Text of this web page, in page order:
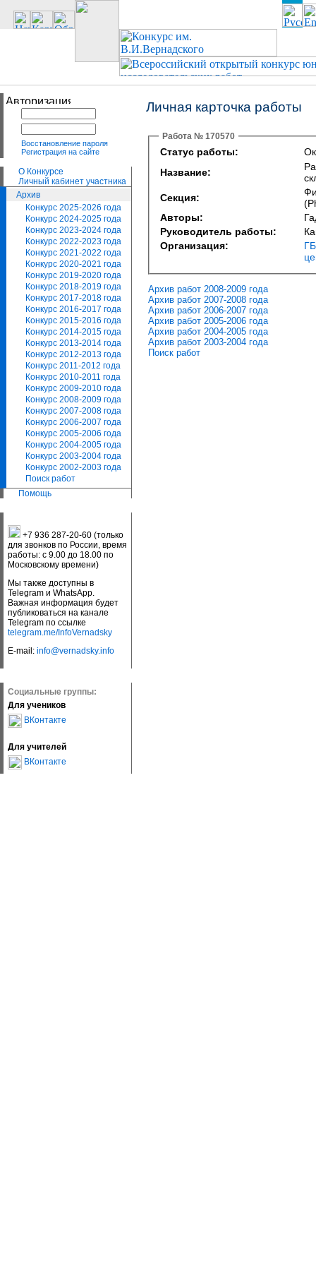
Восстановление пароля
Регистрация на сайте
О Конкурсе
Личный кабинет участника
Архив
Конкурс 2025-2026 года
Конкурс 2024-2025 года
Конкурс 2023-2024 года
Конкурс 2022-2023 года
Конкурс 2021-2022 года
Конкурс 2020-2021 года
Конкурс 2019-2020 года
Конкурс 2018-2019 года
Конкурс 2017-2018 года
Конкурс 2016-2017 года
Конкурс 2015-2016 года
Конкурс 2014-2015 года
Конкурс 2013-2014 года
Конкурс 2012-2013 года
Конкурс 2011-2012 года
Конкурс 2010-2011 года
Конкурс 2009-2010 года
Конкурс 2008-2009 года
Конкурс 2007-2008 года
Конкурс 2006-2007 года
Конкурс 2005-2006 года
Конкурс 2004-2005 года
Конкурс 2003-2004 года
Конкурс 2002-2003 года
Поиск работ
Помощь
+7 936 287-20-60 (только
для звонков по России, время
работы: с 9.00 до 18.00 по
Московскому времени)
Мы также доступны в
Telegram и WhatsApp.
Важная информация будет
публиковаться на канале
Telegram по ссылке
telegram.me/InfoVernadsky
E-mail: info@vernadsky.info
Социальные группы:
Для учеников
ВКонтакте
Для учителей
ВКонтакте
Личная карточка работы
Работа № 170570
Статус работы:
Название:
Секция:
Авторы:
Руководитель работы:
Организация:
Архив работ 2008-2009 года
Архив работ 2007-2008 года
Архив работ 2006-2007 года
Архив работ 2005-2006 года
Архив работ 2004-2005 года
Архив работ 2003-2004 года
Поиск работ